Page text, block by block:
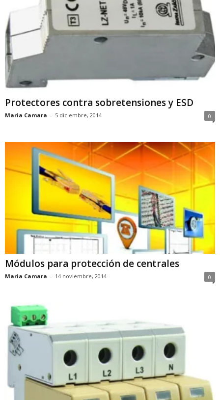
Protectores contra sobretensiones y ESD
Maria Camara - 5 diciembre, 2014 0
Módulos para protección de centrales
Maria Camara - 14 noviembre, 2014 0